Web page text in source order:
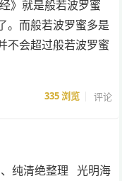
》就是般若波罗蜜
。而般若波罗蜜多是
不会超过般若波罗蜜
335浏览 评论
纯清绝整理 光明海